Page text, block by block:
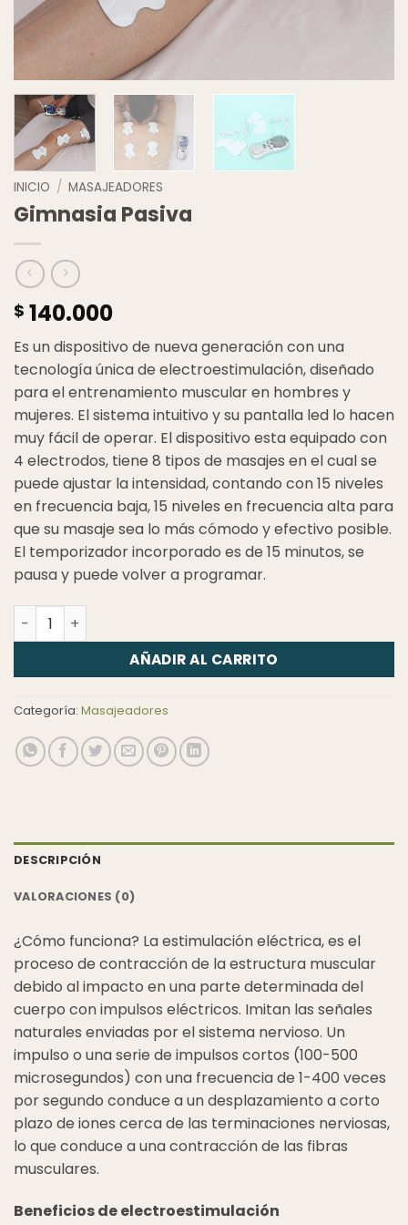
INICIO / MASAJEADORES
Gimnasia Pasiva
$ 140.000
Es un dispositivo de nueva generación con una
tecnología única de electroestimulación, diseñado
para el entrenamiento muscular en hombres y
mujeres. El sistema intuitivo y su pantalla led lo hacen
muy fácil de operar. El dispositivo esta equipado con
4 electrodos, tiene 8 tipos de masajes en el cual se
puede ajustar la intensidad, contando con 15 niveles
en frecuencia baja, 15 niveles en frecuencia alta para
que su masaje sea lo más cómodo y efectivo posible.
El temporizador incorporado es de 15 minutos, se
pausa y puede volver a programar.
Gimnasia Pasiva cantidad
AÑADIR AL CARRITO
Categoría: Masajeadores
DESCRIPCIÓN
VALORACIONES (0)
¿Cómo funciona? La estimulación eléctrica, es el
proceso de contracción de la estructura muscular
debido al impacto en una parte determinada del
cuerpo con impulsos eléctricos. Imitan las señales
naturales enviadas por el sistema nervioso. Un
impulso o una serie de impulsos cortos (100-500
microsegundos) con una frecuencia de 1-400 veces
por segundo conduce a un desplazamiento a corto
plazo de iones cerca de las terminaciones nerviosas,
lo que conduce a una contracción de las fibras
musculares.
Beneficios de electroestimulación